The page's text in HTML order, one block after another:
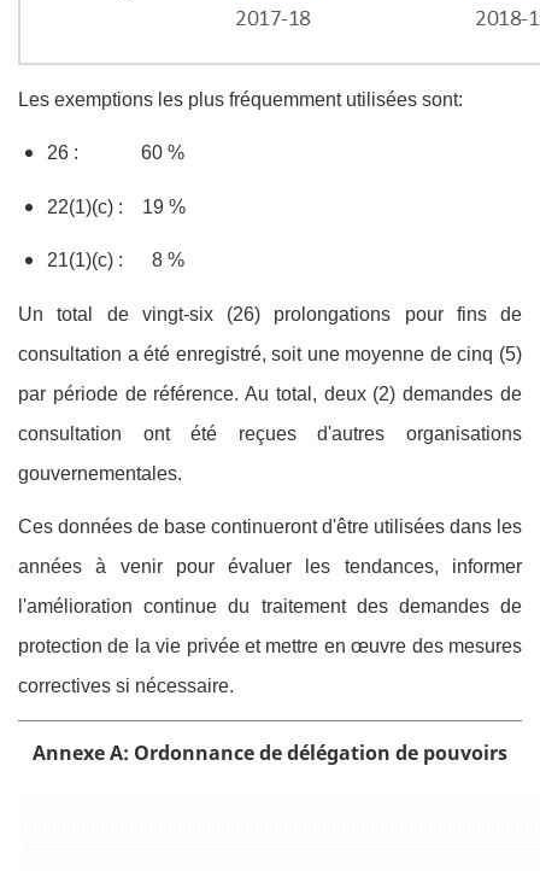
Les exemptions les plus fréquemment utilisées sont:
26 : 60 %
22(1)(c) : 19 %
21(1)(c) : 8 %
Un total de vingt-six (26) prolongations pour fins de
consultation a été enregistré, soit une moyenne de cinq (5)
par période de référence. Au total, deux (2) demandes de
consultation ont été reçues d'autres organisations
gouvernementales.
Ces données de base continueront d'être utilisées dans les
années à venir pour évaluer les tendances, informer
l'amélioration continue du traitement des demandes de
protection de la vie privée et mettre en œuvre des mesures
correctives si nécessaire.
Annexe A: Ordonnance de délégation de pouvoirs